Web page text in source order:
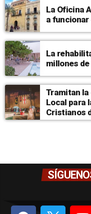
La Oficina
a
La
millones
Tramitan la
Local para
Cristianos